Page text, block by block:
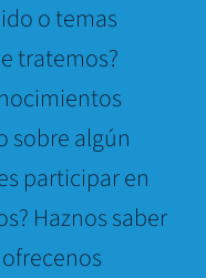
o temas
tratemos?
sobre algún
participar en
Haznos saber